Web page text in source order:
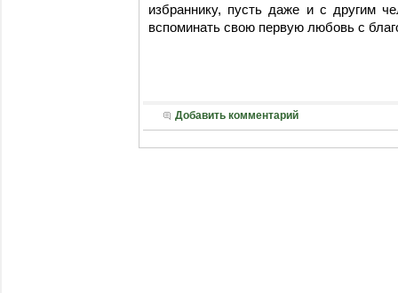
избраннику, пусть даже и с другим
вспоминать свою первую любовь с
Добавить комментарий